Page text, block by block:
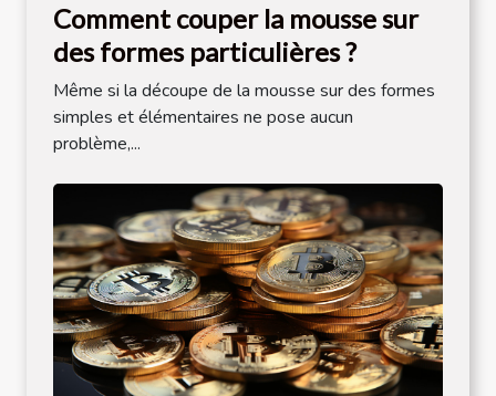
Comment couper la mousse sur
des formes particulières ?
Même si la découpe de la mousse sur des formes
simples et élémentaires ne pose aucun
problème,...